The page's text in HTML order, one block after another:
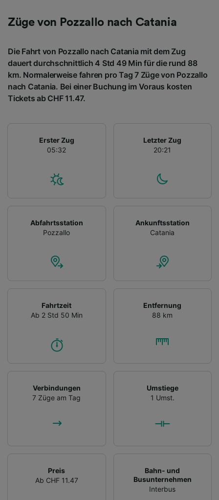
Züge von Pozzallo nach Catania
Die Fahrt von Pozzallo nach Catania mit dem Zug
dauert durchschnittlich 4 Std 49 Min für die rund 88
km. Normalerweise fahren pro Tag 7 Züge von Pozzallo
nach Catania. Bei einer Buchung im Voraus kosten
Tickets ab CHF 11.47.
Erster Zug
05:32
Letzter Zug
20:21
Abfahrtsstation
Pozzallo
Ankunftsstation
Catania
Fahrtzeit
Ab 2 Std 50 Min
Entfernung
88 km
Verbindungen
7 Züge am Tag
Umstiege
1 Umst.
Preis
Ab CHF 11.47
Bahn- und
Busunternehmen
Interbus